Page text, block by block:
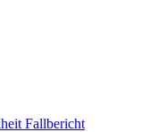
Fallbericht